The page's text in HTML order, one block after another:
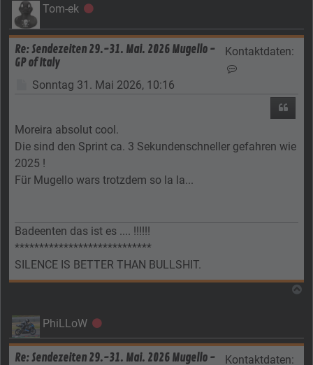
Tom-ek Offline
Re: Sendezeiten 29.-31. Mai. 2026 Mugello -
GP of Italy
Kontaktdaten:
Beitrag
Sonntag 31. Mai 2026, 10:16
Moreira absolut cool.
Die sind den Sprint ca. 3 Sekundenschneller gefahren wie
2025 !
Für Mugello wars trotzdem so la la...
Badeenten das ist es .... !!!!!!
****************************
SILENCE IS BETTER THAN BULLSHIT.
PhiLLoW Offline
Re: Sendezeiten 29.-31. Mai. 2026 Mugello -
Kontaktdaten: